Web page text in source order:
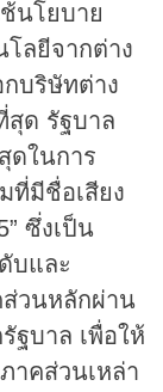
นโยบาย
โลยีจากต่าง
กบริษัทต่าง
สุด รัฐบาล
ดในการ
ที่มีชื่อเสียง
ซึ่งเป็น
บและ
วนหลักผ่าน
ฐบาล เพื่อให้
าคส่วนเหล่า